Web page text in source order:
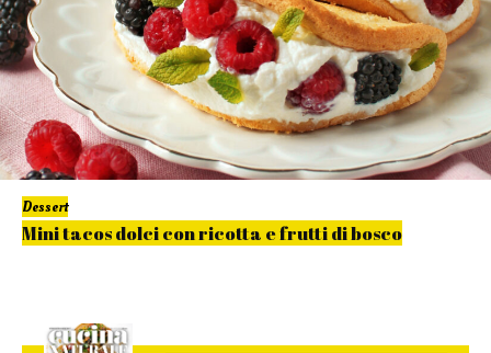
Dessert
Mini tacos dolci con ricotta e frutti di bosco